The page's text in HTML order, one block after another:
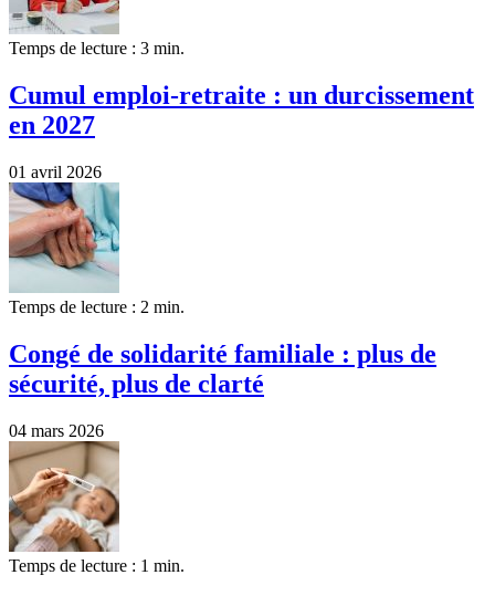
Temps de lecture : 3 min.
Cumul emploi-retraite : un durcissement
en 2027
01 avril 2026
Temps de lecture : 2 min.
Congé de solidarité familiale : plus de
sécurité, plus de clarté
04 mars 2026
Temps de lecture : 1 min.